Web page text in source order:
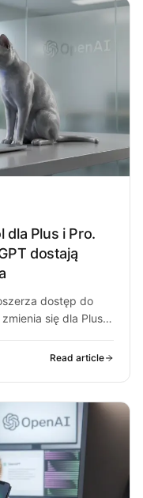
dla Plus i Pro.
dostają
dostęp do
się dla Plus,
Read article